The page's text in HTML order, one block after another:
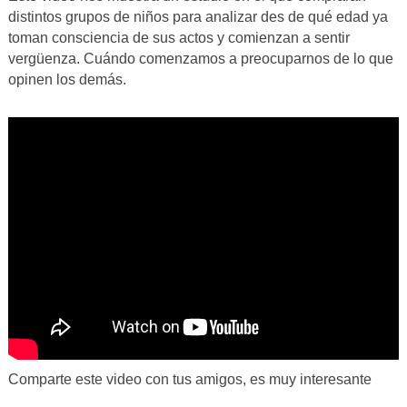
distintos grupos de niños para analizar des de qué edad ya
toman consciencia de sus actos y comienzan a sentir
vergüenza. Cuándo comenzamos a preocuparnos de lo que
opinen los demás.
Comparte este video con tus amigos, es muy interesante